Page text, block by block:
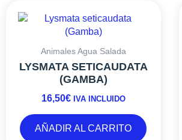
Animales Agua Salada
LYSMATA SETICAUDATA
(GAMBA)
16,50€ IVA INCLUIDO
AÑADIR AL CARRITO